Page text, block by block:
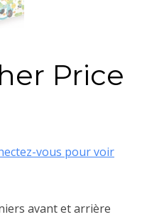
Price
vous pour voir
avant et arrière